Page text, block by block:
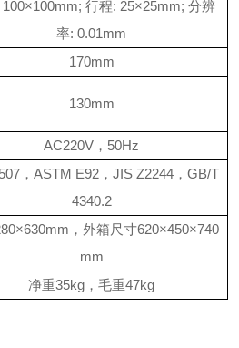
100×100mm; 行程: 25×25mm; 分辨
率: 0.01mm
170mm
130mm
AC220V ， 50Hz
， ASTM E92 ， JIS Z2244 ， GB/T
4340.2
，外箱尺寸620×450×740
mm
净重35kg ，毛重47kg